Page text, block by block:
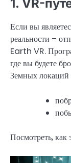
1. VR-
Если вы
реальности –
Earth VR.
где вы будете
Земных локаций
Посмотреть, как